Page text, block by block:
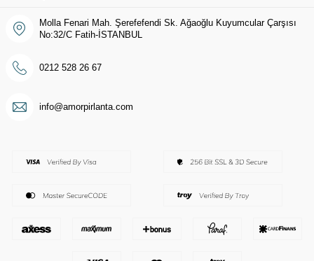
Molla Fenari Mah. Şerefefendi Sk. Ağaoğlu Kuyumcular Çarşısı
No:32/C Fatih-İSTANBUL
0212 528 26 67
info@amorpirlanta.com